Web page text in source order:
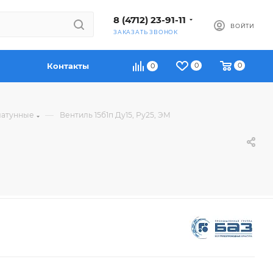
8 (4712) 23-91-11
ЗАКАЗАТЬ ЗВОНОК
ВОЙТИ
0 0 0
Контакты
— Вентиль 15б1п Ду15, Ру25, ЭМ